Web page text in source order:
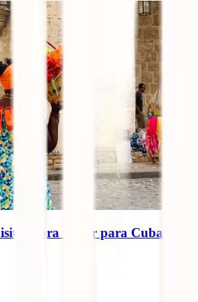
para viajar para Cuba